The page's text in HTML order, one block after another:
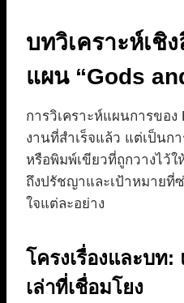
บทวิเคราะห์เชิ
แผน “Gods
การวิเคราะห์แผนการขอ
งานที่สำเร็จแล้ว แต่เป็นก
หรือพิมพ์เขียวที่ถูกวางไว้ใ
ถึงปรัชญาและเป้าหมายที่
ใจแต่ละอย่าง
โครงเรื่องและบท:
เล่าที่เชื่อมโยง